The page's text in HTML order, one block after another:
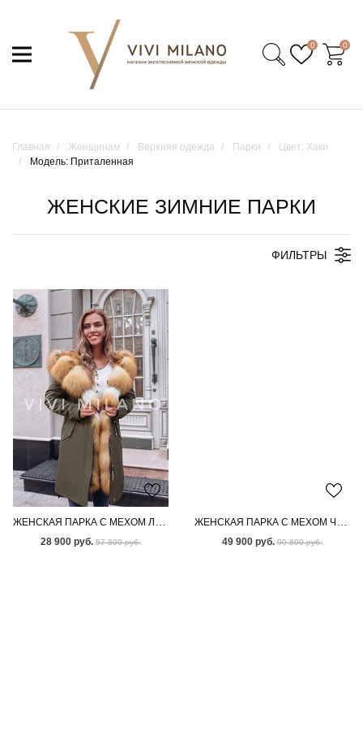
0 0
Главная Женщинам Верхняя одежда Парки
Цвет: Хаки
Модель: Приталенная
ЖЕНСКИЕ ЗИМНИЕ ПАРКИ
ФИЛЬТРЫ
ЖЕНСКАЯ ПАРКА С МЕХОМ ЛИСЫ
28 900 руб. 57 800 руб.
ЖЕНСКАЯ ПАРКА С МЕХОМ ЧЕРНОБУРКИ
49 900 руб. 99 800 руб.